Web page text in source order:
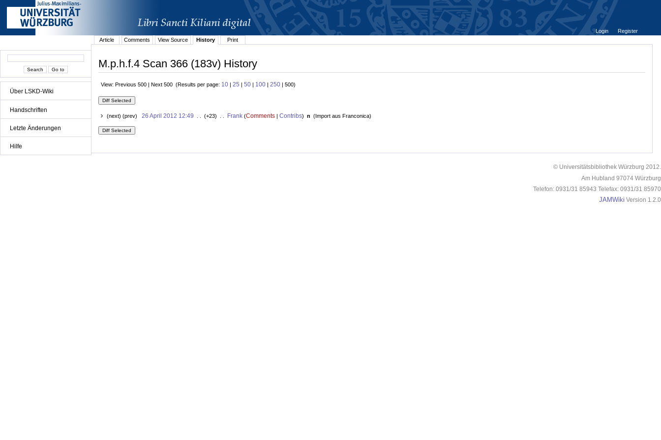
Über LSKD-Wiki
Handschriften
Letzte Änderungen
Hilfe
Login
Register
Article
Comments View Source History Print
M.p.h.f.4 Scan 366 (183v) History
View: Previous 500 | Next 500 (Results per page: 10 | 25 | 50 | 100 | 250 | 500)
(next) (prev) 26 April 2012 12:49 . . (+23) . . Frank(Comments| Contribs) n (Import aus Franconica)
© Universitätsbibliothek Würzburg 2012.
Am Hubland 97074 Würzburg
Telefon: 0931/31 85943 Telefax: 0931/31 85970
JAMWiki Version 1.2.0